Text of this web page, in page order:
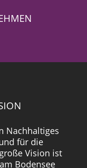
Nachhaltiges
für die
Vision ist
Bodensee